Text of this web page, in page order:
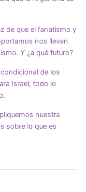
de que el fanatismo y
nos llevan
Y ¿a qué futuro?
de los
Israel; todo lo
nuestra
sobre lo que es